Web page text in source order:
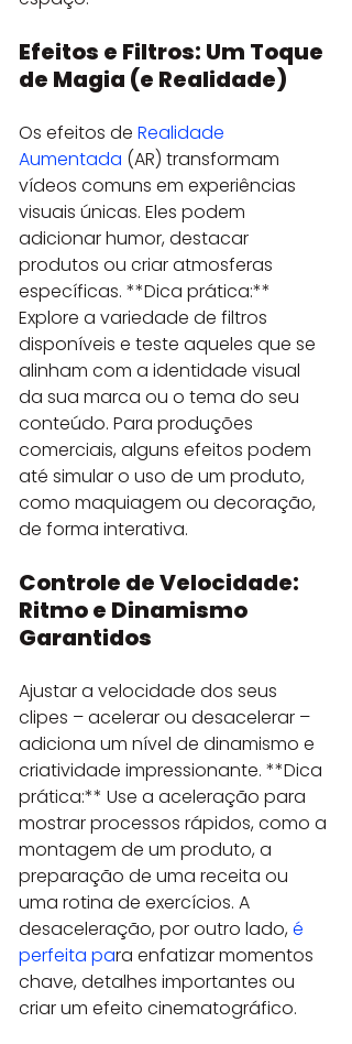
Efeitos e Filtros: Um Toque
de Magia (e Realidade)
Os efeitos de Realidade
Aumentada (AR) transformam
vídeos comuns em experiências
visuais únicas. Eles podem
adicionar humor, destacar
produtos ou criar atmosferas
específicas. **Dica prática:**
Explore a variedade de filtros
disponíveis e teste aqueles que se
alinham com a identidade visual
da sua marca ou o tema do seu
conteúdo. Para produções
comerciais, alguns efeitos podem
até simular o uso de um produto,
como maquiagem ou decoração,
de forma interativa.
Controle de Velocidade:
Ritmo e Dinamismo
Garantidos
Ajustar a velocidade dos seus
clipes – acelerar ou desacelerar –
adiciona um nível de dinamismo e
criatividade impressionante. **Dica
prática:** Use a aceleração para
mostrar processos rápidos, como a
montagem de um produto, a
preparação de uma receita ou
uma rotina de exercícios. A
desaceleração, por outro lado, é
perfeita para enfatizar momentos
chave, detalhes importantes ou
criar um efeito cinematográfico.